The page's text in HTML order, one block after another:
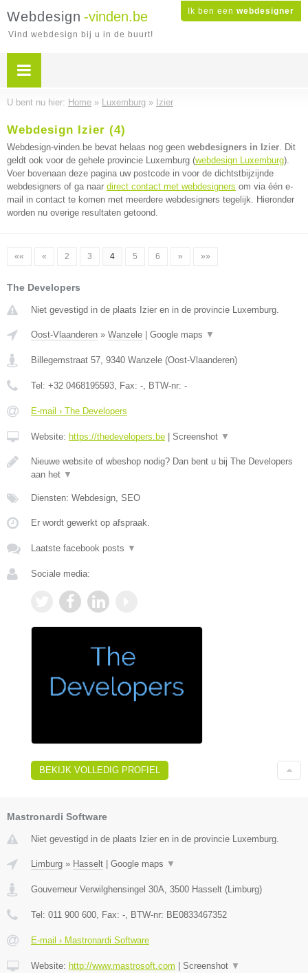
Ik ben een webdesigner
Webdesign -vinden.be
Vind webdesign bij u in de buurt!
U bent nu hier: Home » Luxemburg » Izier
Webdesign Izier (4)
Webdesign-vinden.be bevat helaas nog geen webdesigners in Izier. Dit
geldt ook voor de gehele provincie Luxemburg (webdesign Luxemburg).
Voer bovenaan deze pagina uw postcode in voor de dichtstbijzijnde
webdesigners of ga naar direct contact met webdesigners om via één e-
mail in contact te komen met meerdere webdesigners tegelijk. Hieronder
worden nu overige resultaten getoond.
«« « 2 3 4 5 6 » »»
The Developers
Niet gevestigd in de plaats Izier en in de provincie Luxemburg.
Oost-Vlaanderen » Wanzele Google maps ▼
Billegemstraat 57, 9340 Wanzele (Oost-Vlaanderen)
Tel: +32 0468195593, Fax: -, BTW-nr: -
E-mail › The Developers
Website: https://thedevelopers.be Screenshot ▼
Nieuwe website of wbeshop nodig? Dan bent u bij The Developers
aan het ▼
Diensten: Webdesign, SEO
Er wordt gewerkt op afspraak.
Laatste facebook posts ▼
Sociale media:
BEKIJK VOLLEDIG PROFIEL
Mastronardi Software
Niet gevestigd in de plaats Izier en in de provincie Luxemburg.
Limburg » Hasselt | Google maps ▼
Gouverneur Verwilghensingel 30A 3500 Hasselt (Limburg)
Tel: 011 900 600 , Fax: - , BTW-nr: BE0833467352
E-mail › Mastronardi Software
Website: http://www.mastrosoft.com | Screenshot ▼